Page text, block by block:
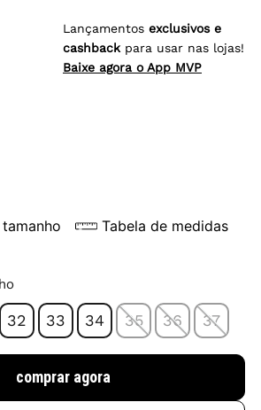
Lançamentos exclusivos e
cashback para usar nas lojas!
Baixe agora o App MVP
Tabela de medidas
32 33 34 35 36 37
comprar agora